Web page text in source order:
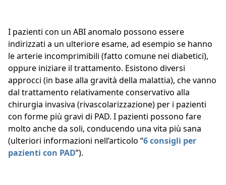
I pazienti con un ABI anomalo possono essere
indirizzati a un ulteriore esame, ad esempio se hanno
le arterie incomprimibili (fatto comune nei diabetici),
oppure iniziare il trattamento. Esistono diversi
approcci (in base alla gravità della malattia), che vanno
dal trattamento relativamente conservativo alla
chirurgia invasiva (rivascolarizzazione) per i pazienti
con forme più gravi di PAD. I pazienti possono fare
molto anche da soli, conducendo una vita più sana
(ulteriori informazioni nell’articolo “6 consigli per
pazienti con PAD”).